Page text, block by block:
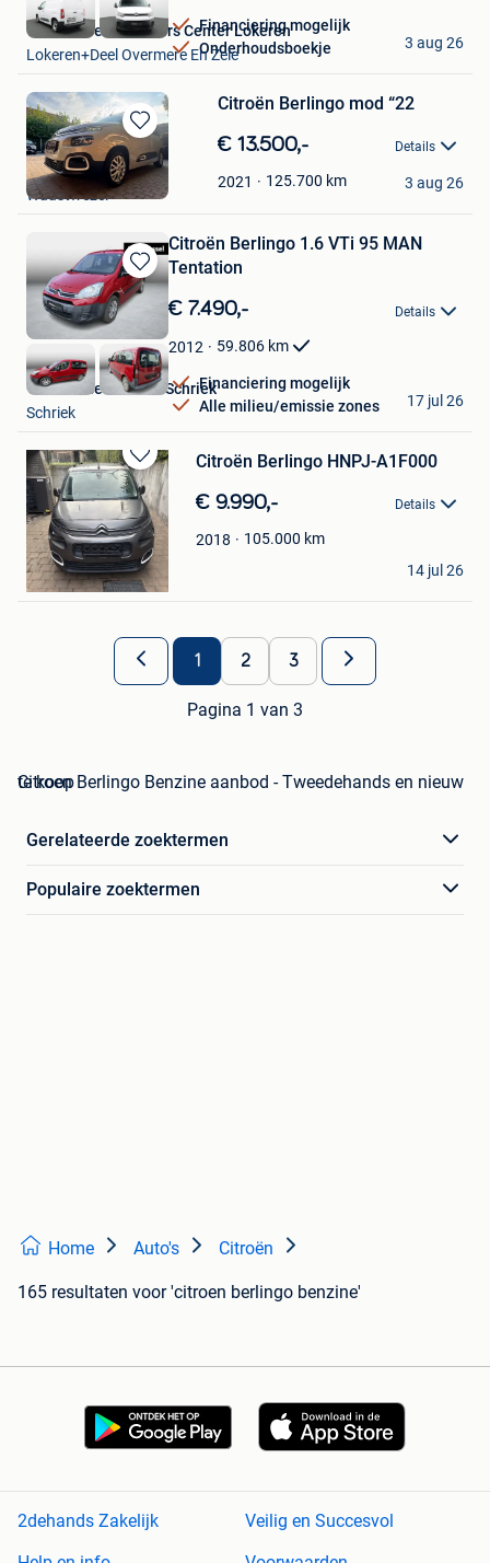
Financiering mogelijk
Onderhoudsboekje
Van Mossel Used Cars Center Lokeren
Lokeren+Deel Overmere En Zele
3 aug 26
Bewaren
in
Mijn
Favorieten
Citroën Berlingo mod “22
€ 13.500,- Details
2021 125.700 km
ad
Wuustwezel
3 aug 26
Bewaren
in
Mijn
Favorieten
Citroën Berlingo 1.6 VTi 95 MAN
Tentation
€ 7.490,- Details
2012 59.806 km
Financiering mogelijk
Alle milieu/emissie zones
Van Mossel Citroen Schriek
Schriek
17 jul 26
Bewaren
in
Mijn
Favorieten
Citroën Berlingo HNPJ-A1F000
€ 9.990,- Details
2018 105.000 km
maarten
Genk
14 jul 26
1 2 3
Pagina 1 van 3
Citroen Berlingo Benzine aanbod - Tweedehands en nieuw te koop
Gerelateerde zoektermen
Populaire zoektermen
Home Auto's Citroën
165 resultaten voor 'citroen berlingo benzine'
2dehands Zakelijk
Veilig en Succesvol